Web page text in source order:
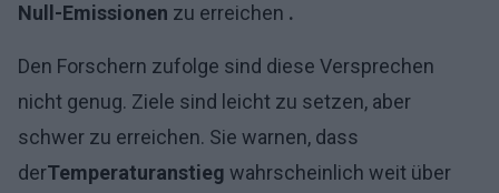
Null-Emissionen zu erreichen .
Den Forschern zufolge sind diese Versprechen
nicht genug. Ziele sind leicht zu setzen, aber
schwer zu erreichen. Sie warnen, dass
derTemperaturanstieg wahrscheinlich weit über